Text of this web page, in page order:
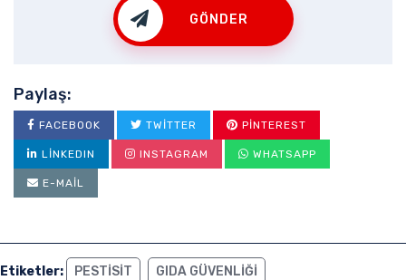
GÖNDER
Paylaş:
FACEBOOK TWITTER PINTEREST
LINKEDIN INSTAGRAM WHATSAPP
E-MAIL
Etiketler: PESTISIT GIDA GÜVENLIĞI